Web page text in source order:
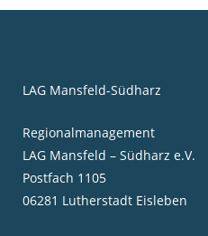
LAG Mansfeld-Südharz
Regionalmanagement
LAG Mansfeld – Südharz e.V.
Postfach 1105
06281 Lutherstadt Eisleben